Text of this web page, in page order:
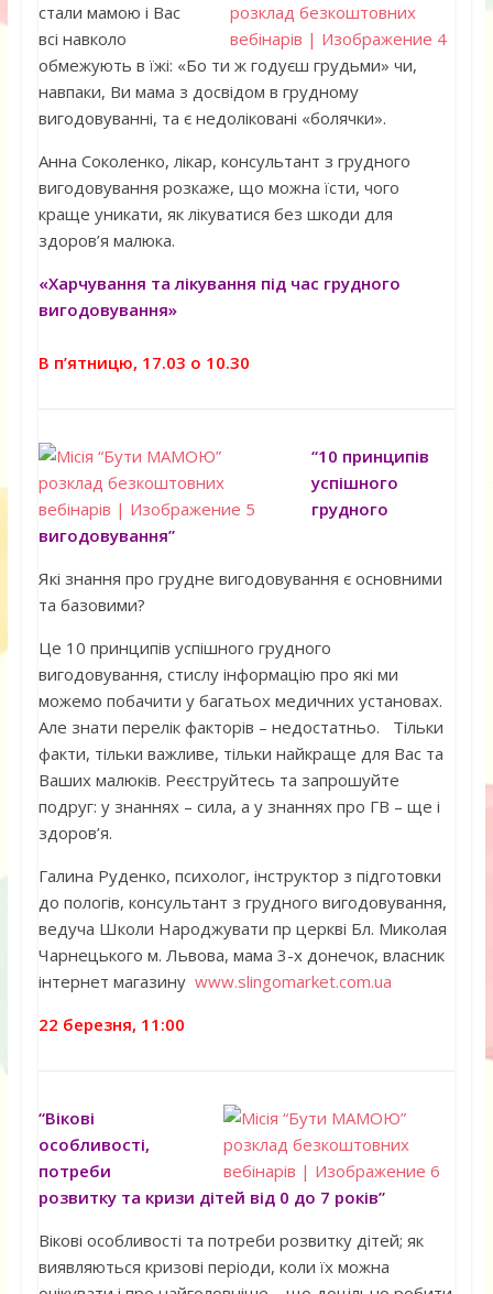
стали мамою і Вас
всі навколо
обмежують в їжі: «Бо ти ж годуєш грудьми» чи,
навпаки, Ви мама з досвідом в грудному
вигодовуванні, та є недоліковані «болячки».
Анна Соколенко, лікар, консультант з грудного
вигодовування розкаже, що можна їсти, чого
краще уникати, як лікуватися без шкоди для
здоров’я малюка.
«Харчування та лікування під час грудного
вигодовування»
В п’ятницю, 17.03 о 10.30
“10 принципів
успішного
грудного
вигодовування”
Які знання про грудне вигодовування є основними
та базовими?
Це 10 принципів успішного грудного
вигодовування, стислу інформацію про які ми
можемо побачити у багатьох медичних установах.
Але знати перелік факторів – недостатньо. Тільки
факти, тільки важливе, тільки найкраще для Вас та
Ваших малюків. Реєструйтесь та запрошуйте
подруг: у знаннях – сила, а у знаннях про ГВ – ще і
здоров’я.
Галина Руденко, психолог, інструктор з підготовки
до пологів, консультант з грудного вигодовування,
ведуча Школи Народжувати пр церкві Бл. Миколая
Чарнецького м. Львова, мама 3-х донечок, власник
інтернет магазину www.slingomarket.com.ua
22 березня, 11:00
“Вікові
особливості,
потреби
розвитку та кризи дітей від 0 до 7 років”
Вікові особливості та потреби розвитку дітей; як
виявляються кризові періоди, коли їх можна